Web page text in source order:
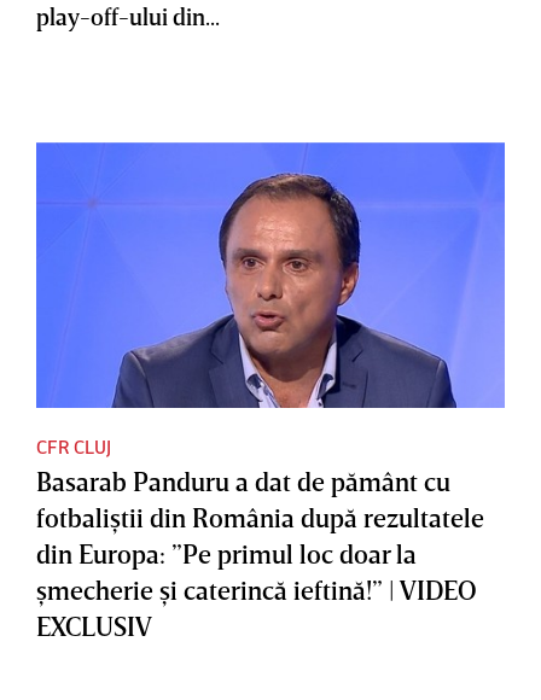
play-off-ului din...
CFR CLUJ
Basarab Panduru a dat de pământ cu
fotbaliştii din România după rezultatele
din Europa: ”Pe primul loc doar la
şmecherie şi caterincă ieftină!” | VIDEO
EXCLUSIV